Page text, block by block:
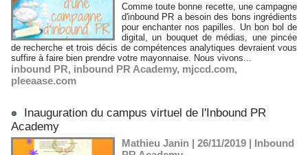
Comme toute bonne recette, une campagne
d'inbound PR a besoin des bons ingrédients
pour enchanter nos papilles. Un bon bol de
digital, un bouquet de médias, une pincée
de recherche et trois décis de compétences analytiques devraient vous
suffire à faire bien prendre votre mayonnaise. Nous vivons...
inbound PR, inbound PR Academy, mjccd.com,
pleeaase.com
Inauguration du campus virtuel de l'Inbound PR
Academy
Mathieu Janin | 26/11/2019 | Inbound